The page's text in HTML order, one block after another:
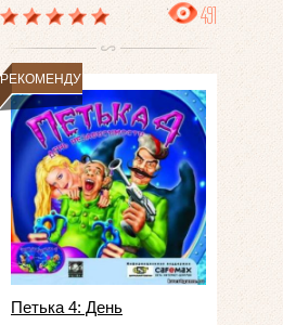
491
РЕКОМЕНДУЕМ
Петька 4: День